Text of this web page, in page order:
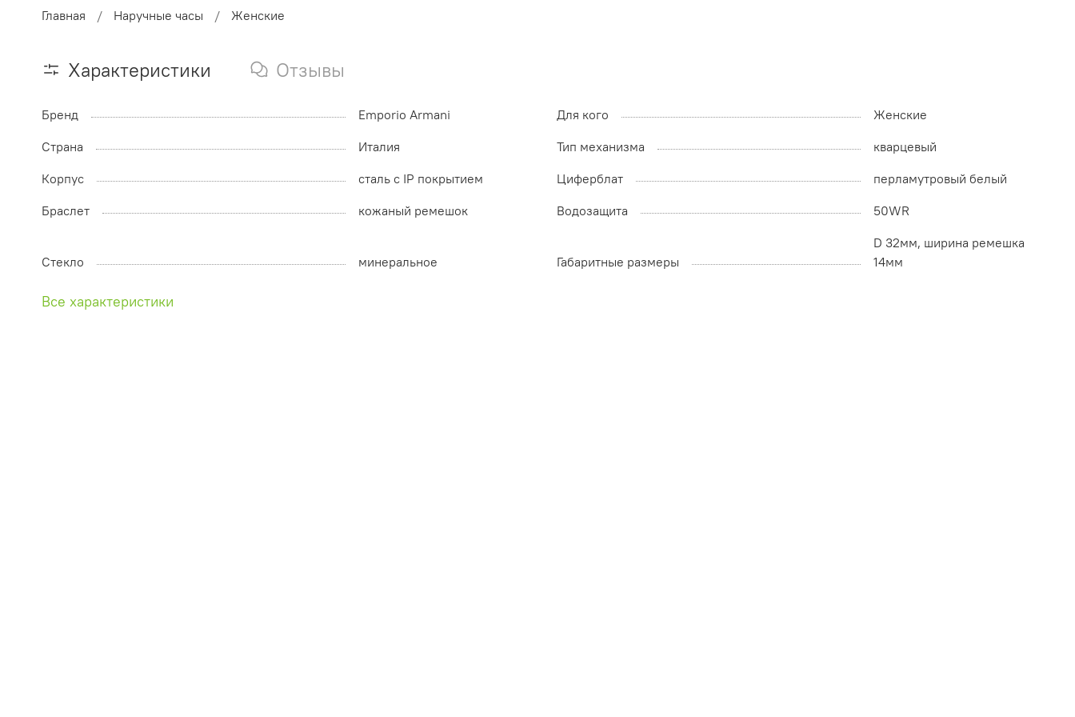
Главная Наручные часы Женские
Характеристики Отзывы
Бренд Emporio Armani Для кого
Женские
Страна
Италия Тип механизма
кварцевый
Корпус
сталь с IP покрытием Циферблат
перламутровый белый
Браслет
кожаный ремешок Водозащита 50WR
Стекло минеральное Габаритные размеры
D 32мм, ширина ремешка
14мм
Все характеристики